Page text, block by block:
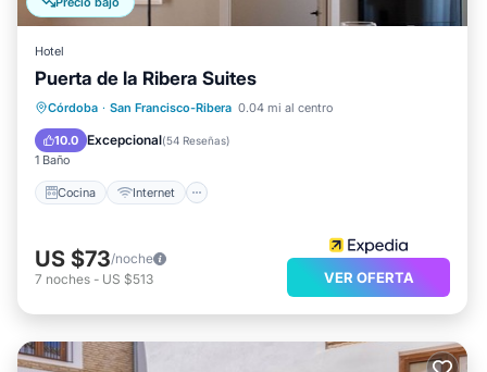
que describe esto Hotel, por favor déjanos saber.
Hotel
Puerta de la Ribera Suites
Córdoba · San Francisco-Ribera 0.04 mi al centro
10.0 Excepcional(54 Reseñas)
1 Baño
Cocina Internet
Cocina Internet
Apto para niños
Lavandería
US $73/noche
7 noches - US $513 VER OFERTA